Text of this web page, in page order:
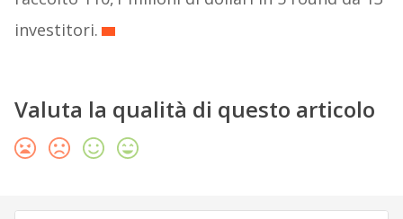
investitori.
Valuta la qualità di questo articolo